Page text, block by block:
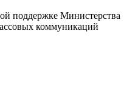
поддержке Министерства
коммуникаций